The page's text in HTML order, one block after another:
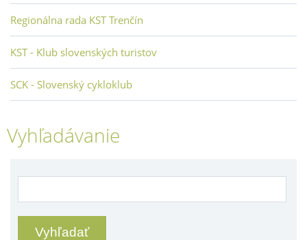
Regionálna rada KST Trenčín
KST - Klub slovenských turistov
SCK - Slovenský cykloklub
Vyhľadávanie